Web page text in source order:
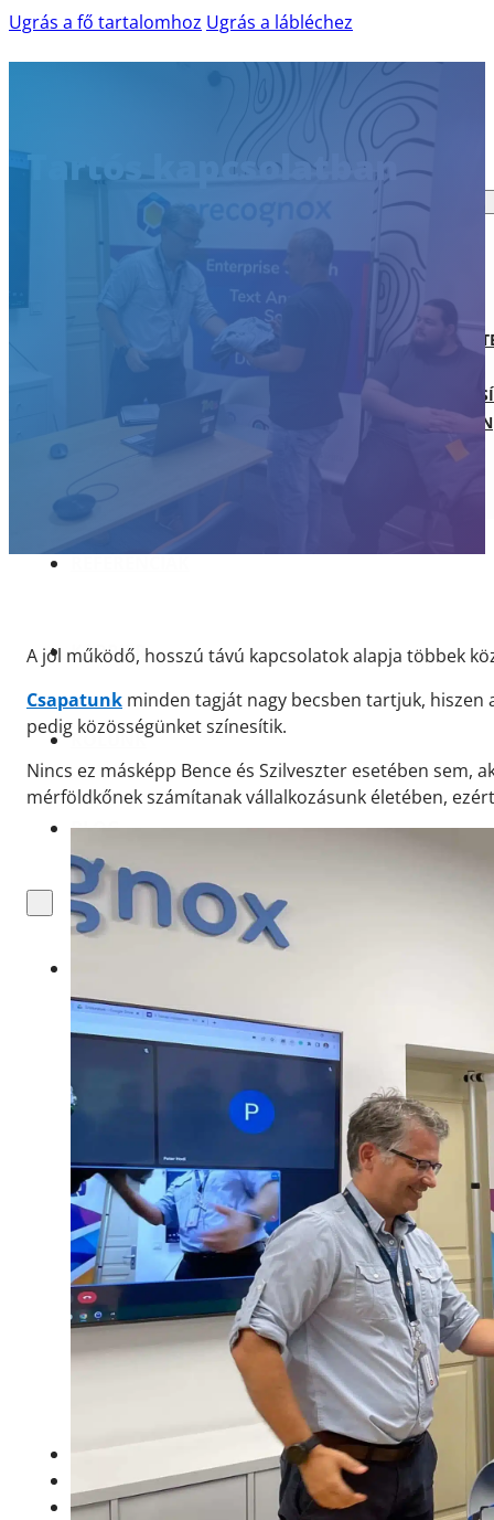
Ugrás a fő tartalomhoz Ugrás a lábléchez
TERMÉKEK ÉS SZOLGÁLTATÁSOK
AILINA – MESTERSÉGES INTELLIGENCIA
AI READINESS ASSESSMENT
WCAG AUDIT
SKÁLÁZHATÓ DIGITÁLIS
AKADÁLYMENTESÍTÉSI KONZULTÁCIÓ
SZAKÉRTŐI DIGITÁLIS
SHIFT-LEFT AZ AKADÁLYMENTESSÉGBEN
AGILIS SZOFTVERFEJLESZTÉS
SZOFTVERÁTVÉTEL ÉS TÁRSFEJLESZTÉS
AKADÉMIA
KARRIER
RÓLUNK
BLOG
AILINA – MESTERSÉGES INTELLIGENCIA
AI READINESS ASSESSMENT
WEB-AKADÁLYMENTESSÉG
WCAG AUDIT
SKÁLÁZHATÓ DIGITÁLIS
AKADÁLYMENTESÍTÉSI KONZULTÁCIÓ
SZAKÉRTŐI DIGITÁLIS
SHIFT-LEFT AZ
AGILIS SZOFTVERFEJLESZTÉS
SZOFTVERÁTVÉTEL ÉS TÁRSFEJLESZTÉS
KARRIER
RÓLUNK
Tartós kapcsolatban
A jól működő, hosszú távú kapcsolatok alapja többek
Csapatunk minden tagját nagy becsben tartjuk, hiszen
pedig közösségünket színesítik.
Nincs ez másképp Bence és Szilveszter esetében sem,
mérföldkőnek számítanak vállalkozásunk életében,